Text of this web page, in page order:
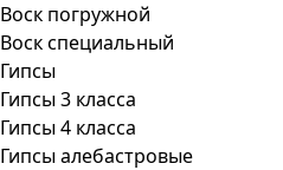
Воск погружной
Воск специальный
Гипсы
Гипсы 3 класса
Гипсы 4 класса
Гипсы алебастровые